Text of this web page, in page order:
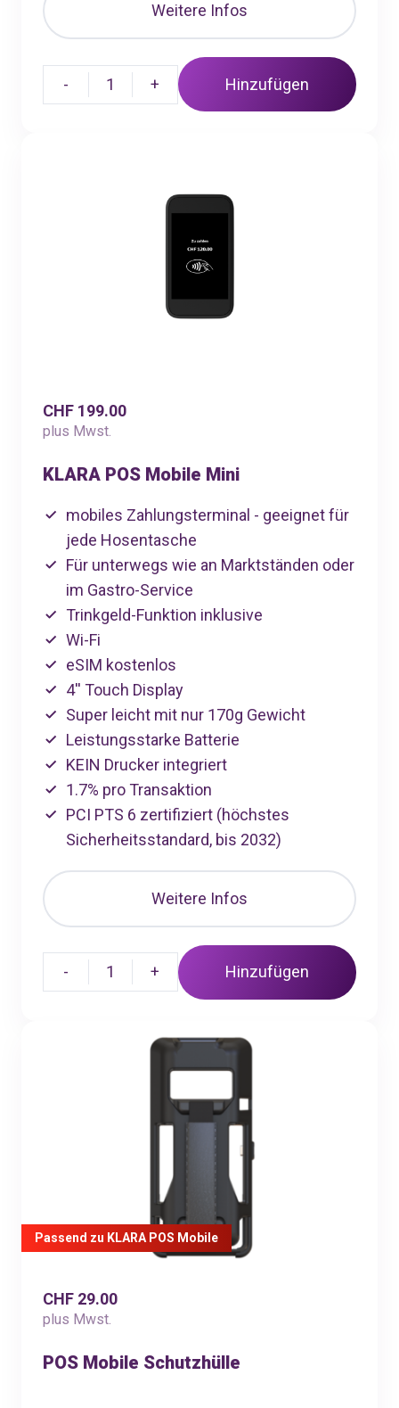
Weitere Infos
- 1 + Hinzufügen
CHF 199.00
plus Mwst.
KLARA POS Mobile Mini
mobiles Zahlungsterminal - geeignet für
jede Hosentasche
Für unterwegs wie an Marktständen oder
im Gastro-Service
Trinkgeld-Funktion inklusive
Wi-Fi
eSIM kostenlos
4'' Touch Display
Super leicht mit nur 170g Gewicht
Leistungsstarke Batterie
KEIN Drucker integriert
1.7% pro Transaktion
PCI PTS 6 zertifiziert (höchstes
Sicherheitsstandard, bis 2032)
Weitere Infos
- 1 + Hinzufügen
Passend zu KLARA POS Mobile
CHF 29.00
plus Mwst.
POS Mobile Schutzhülle